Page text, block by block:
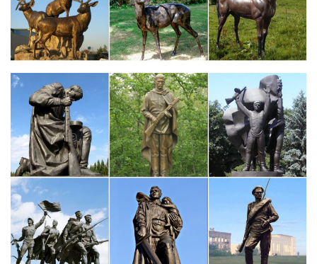
Фигурки животных в интерьере – декор или талисман?
И в последующие века искусство воплощения животных, птиц,
рыбМатериал и внешний вид статуэток должен
соответствовать общему стилю оформления
помещения.Собака (или лев) – символ защитника дома,
олицетворение отваги, преданности, справедливости и
бескорыстия.
Купить бронзовую статуэтку собаки на подставке в магазине…
Фарфор, фаянс, керамика Европейские статуэтки и
скульптуры…
Все разделы Коллекционирование Искусство и Антиквариат
Музыка, Книги, Фильмы Европейские статуэтки и
скульптурыТип предложения: Все Только аукционный торг
Только купить сейчас.Фарфоровая статуэтка "Гончая собака".
Розенталь.